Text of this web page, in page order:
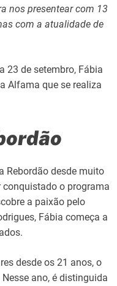
nos presentear com 13
com a atualidade de
23 de setembro, Fábia
Alfama que se realiza
Rebordão desde muito
conquistado o programa
a paixão pelo
Fábia começa a
desde os 21 anos, o
ano, é distinguida